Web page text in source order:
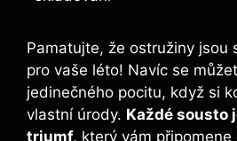
Pamatujte, že ostružiny jsou
pro vaše léto! Navíc se
jedinečného pocitu, když si
vlastní úrody. Každé sousto
triumf, který vám